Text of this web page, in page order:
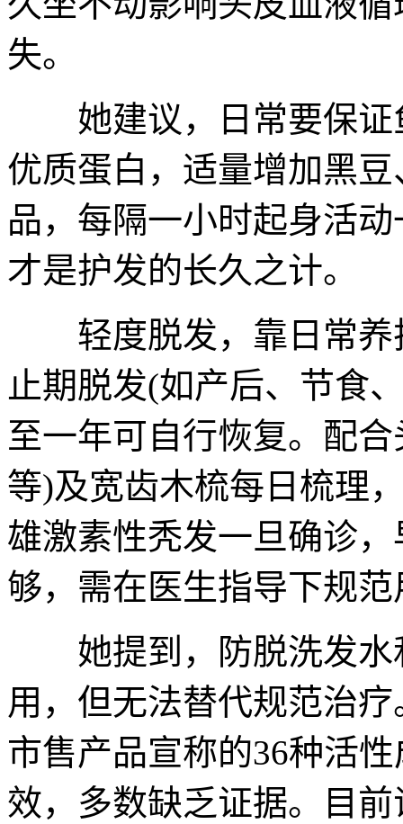
失。
她建议，日常要保证
优质蛋白，适量增加黑
品，每隔一小时起身活
才是护发的长久之计。
轻度脱发，靠日常养
止期脱发(如产后、节食
至一年可自行恢复。配
等)及宽齿木梳每日梳理
雄激素性秃发一旦确诊
够，需在医生指导下规范
她提到，防脱洗发水
用，但无法替代规范治
市售产品宣称的36种活
效，多数缺乏证据。目